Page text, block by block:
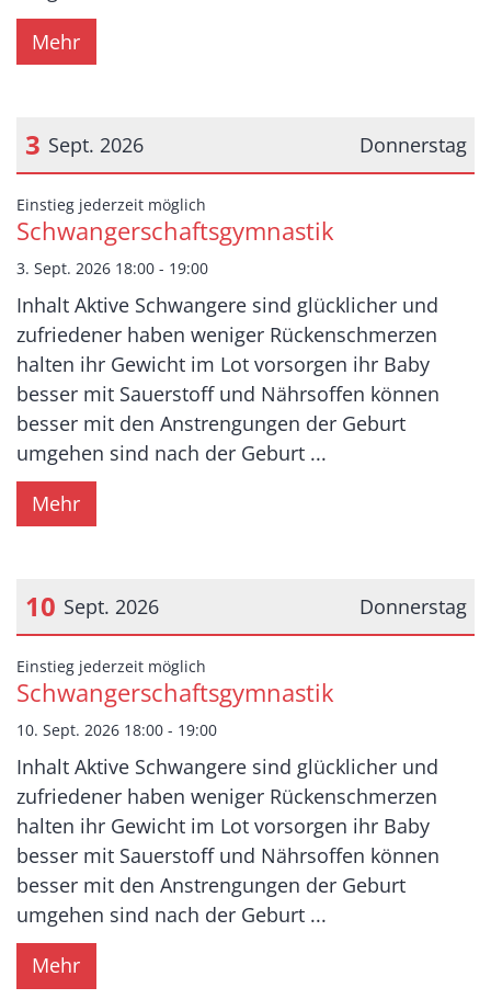
Mehr
Donnerstag
3 Sept. 2026
Datum: 3. September 2026
Einstieg jederzeit möglich
Schwangerschaftsgymnastik
3. Sept. 2026 18:00 - 19:00
Inhalt Aktive Schwangere sind glücklicher und
zufriedener haben weniger Rückenschmerzen
halten ihr Gewicht im Lot vorsorgen ihr Baby
besser mit Sauerstoff und Nährsoffen können
besser mit den Anstrengungen der Geburt
umgehen sind nach der Geburt ...
Mehr
Donnerstag
10 Sept. 2026
Datum: 10. September 2026
Einstieg jederzeit möglich
Schwangerschaftsgymnastik
10. Sept. 2026 18:00 - 19:00
Inhalt Aktive Schwangere sind glücklicher und
zufriedener haben weniger Rückenschmerzen
halten ihr Gewicht im Lot vorsorgen ihr Baby
besser mit Sauerstoff und Nährsoffen können
besser mit den Anstrengungen der Geburt
umgehen sind nach der Geburt ...
Mehr